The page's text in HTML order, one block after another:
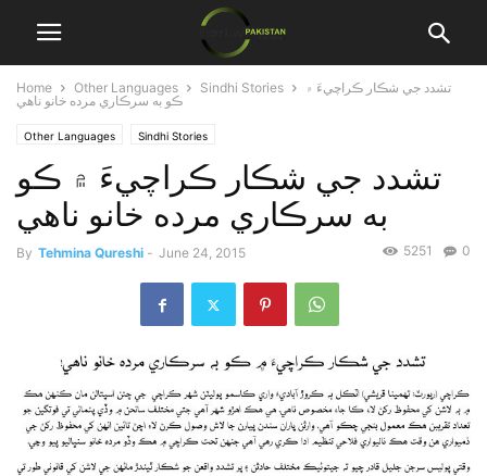
Home Other Languages Sindhi Stories
تشدد جي شڪار ڪراچيءَ ۾
ڪو به سرڪاري مرده خانو ناهي
Other Languages Sindhi Stories
تشدد جي شڪار ڪراچيءَ ۾ ڪو
به سرڪاري مرده خانو ناهي
By Tehmina Qureshi - June 24, 2015 0
5251